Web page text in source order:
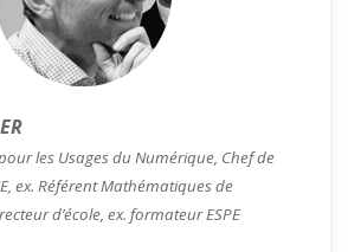
les Usages du Numérique, Chef de
ex. Référent Mathématiques de
d’école, ex. formateur ESPE